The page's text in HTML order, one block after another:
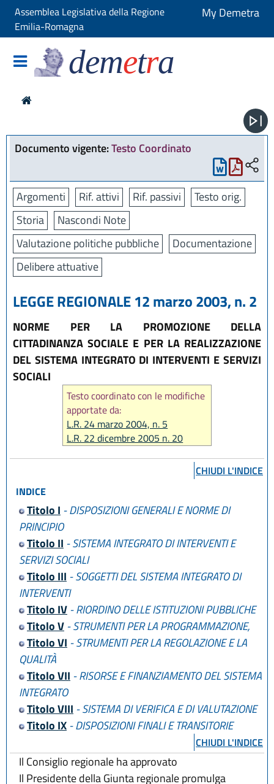
Assemblea Legislativa della Regione
Emilia-Romagna
My Demetra
demetra
Documento vigente:Testo Coordinato
Argomenti Rif. attivi Rif. passivi
Testo orig.
Storia
Nascondi Note
Valutazione politiche pubbliche
Documentazione
Delibere attuative
LEGGE REGIONALE 12 marzo 2003, n. 2
NORME PER LA PROMOZIONE DELLA
CITTADINANZA SOCIALE E PER LA REALIZZAZIONE
DEL SISTEMA INTEGRATO DI INTERVENTI E SERVIZI
SOCIALI
Testo coordinato con le modifiche
apportate da:
L.R. 24 marzo 2004, n. 5
L.R. 22 dicembre 2005 n. 20
L.R. 20 dicembre 2013 n. 28
L.R. 15 luglio 2016 n. 11
L.R. 19 dicembre 2016, n. 24
L.R. 6 novembre 2019, n. 22
L.R. 10 dicembre 2019, n. 29
L.R. 28 dicembre 2023, n. 17
L.R. 25 luglio 2025, n. 9
CHIUDI L'INDICE
INDICE
Titolo I - DISPOSIZIONI GENERALI E NORME DI
PRINCIPIO
Titolo II - SISTEMA INTEGRATO DI INTERVENTI E
SERVIZI SOCIALI
Titolo III - SOGGETTI DEL SISTEMA INTEGRATO DI
INTERVENTI
Titolo IV- RIORDINO DELLE ISTITUZIONI PUBBLICHE
Titolo V- STRUMENTI PER LA PROGRAMMAZIONE,
Titolo VI - STRUMENTI PER LA REGOLAZIONE E LA
QUALITÀ
Titolo VII - RISORSE E FINANZIAMENTO DEL SISTEMA
INTEGRATO
Titolo VIII - SISTEMA DI VERIFICA E DI VALUTAZIONE
Titolo IX- DISPOSIZIONI FINALI E TRANSITORIE
CHIUDI L'INDICE
Il Consiglio regionale ha approvato
Il Presidente della Giunta regionale promulga